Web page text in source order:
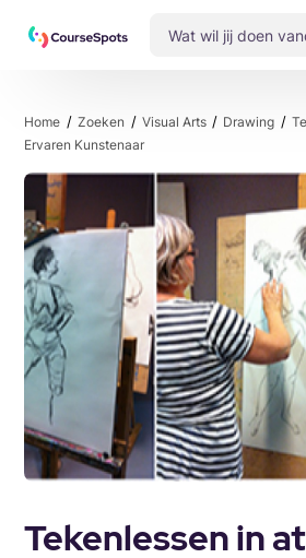
Home Zoeken Visual Arts Drawing
Ervaren Kunstenaar
Tekenlessen in